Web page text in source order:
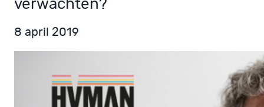
verwachten?
8 april 2019